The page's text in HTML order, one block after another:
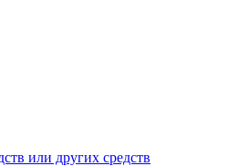
или других средств